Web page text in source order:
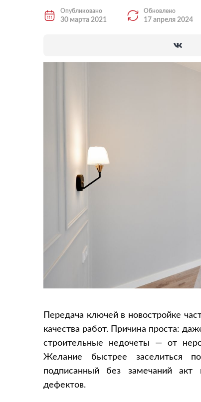
Опубликовано
30 марта 2021
Обновлено
17 апреля 2024
Передача ключей в новостройке
качества работ. Причина проста:
строительные недочеты — от
Желание быстрее заселиться
подписанный без замечаний акт
дефектов.